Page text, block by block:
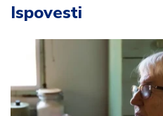
Ispovesti